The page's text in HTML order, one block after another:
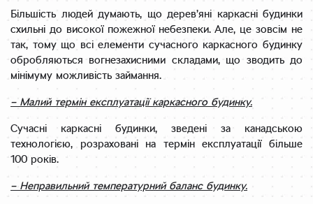
Більшість людей думають, що дерев’яні каркасні будинки
схильні до високої пожежної небезпеки. Але, це зовсім не
так, тому що всі елементи сучасного каркасного будинку
обробляються вогнезахисними складами, що зводить до
мінімуму можливість займання.
– Малий термін експлуатації каркасного будинку.
Сучасні каркасні будинки, зведені за канадською
технологією, розраховані на термін експлуатації більше
100 років.
– Неправильний температурний баланс будинку.